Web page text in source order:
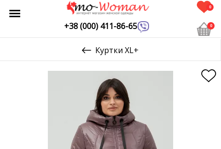
+38 (000) 411-86-65
0
0
Куртки XL+